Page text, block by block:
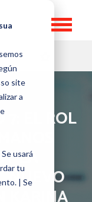
site
a
usará
tu
| Se
7: EL ROL
LA
NUEVO